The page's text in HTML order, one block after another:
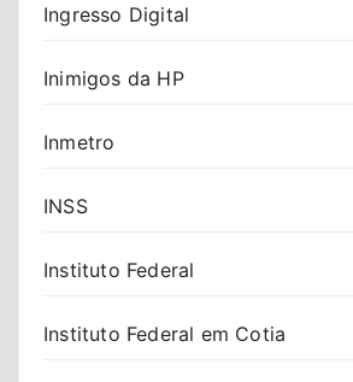
Ingresso Digital
Inimigos da HP
Inmetro
INSS
Instituto Federal
Instituto Federal em Cotia